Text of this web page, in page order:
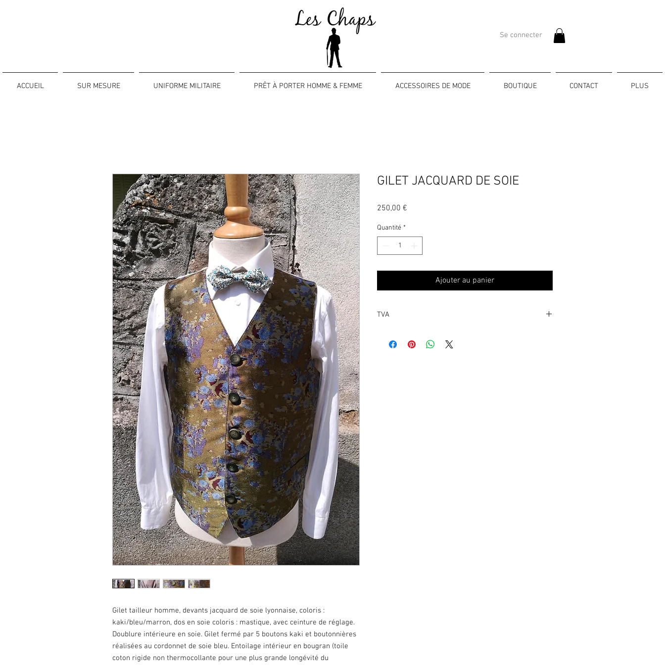
Se connecter
ACCUEIL SUR MESURE UNIFORME MILITAIRE PRÊT À PORTER HOMME & FEMME ACCESSOIRES DE MODE BOUTIQUE CONTACT PLUS
Gilet tailleur homme, devants jacquard de soie lyonnaise, coloris :
kaki/bleu/marron, dos en soie coloris : mastique, avec ceinture de réglage.
Doublure intérieure en soie. Gilet fermé par 5 boutons kaki et boutonnières
réalisées au cordonnet de soie bleu. Entoilage intérieur en bougran (toile
coton rigide non thermocollante pour une plus grande longévité du
GILET JACQUARD DE SOIE
250,00 €
Quantité *
Ajouter au panier
TVA
individuelle non collectrice de TVA, article 293B du CGI.